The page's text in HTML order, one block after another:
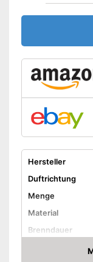
Hersteller
Duftrichtung
Menge
Material
Brenndauer